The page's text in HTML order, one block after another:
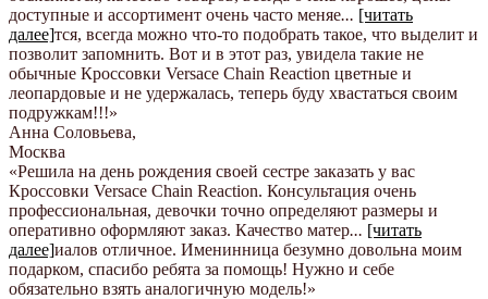
доступные и ассортимент очень часто меняе... [читать
далее]тся, всегда можно что-то подобрать такое, что выделит и
позволит запомнить. Вот и в этот раз, увидела такие не
обычные Кроссовки Versace Chain Reaction цветные и
леопардовые и не удержалась, теперь буду хвастаться своим
подружкам!!!»
Анна Соловьева,
Москва
«Решила на день рождения своей сестре заказать у вас
Кроссовки Versace Chain Reaction. Консультация очень
профессиональная, девочки точно определяют размеры и
оперативно оформляют заказ. Качество матер... [читать
далее]иалов отличное. Именинница безумно довольна моим
подарком, спасибо ребята за помощь! Нужно и себе
обязательно взять аналогичную модель!»